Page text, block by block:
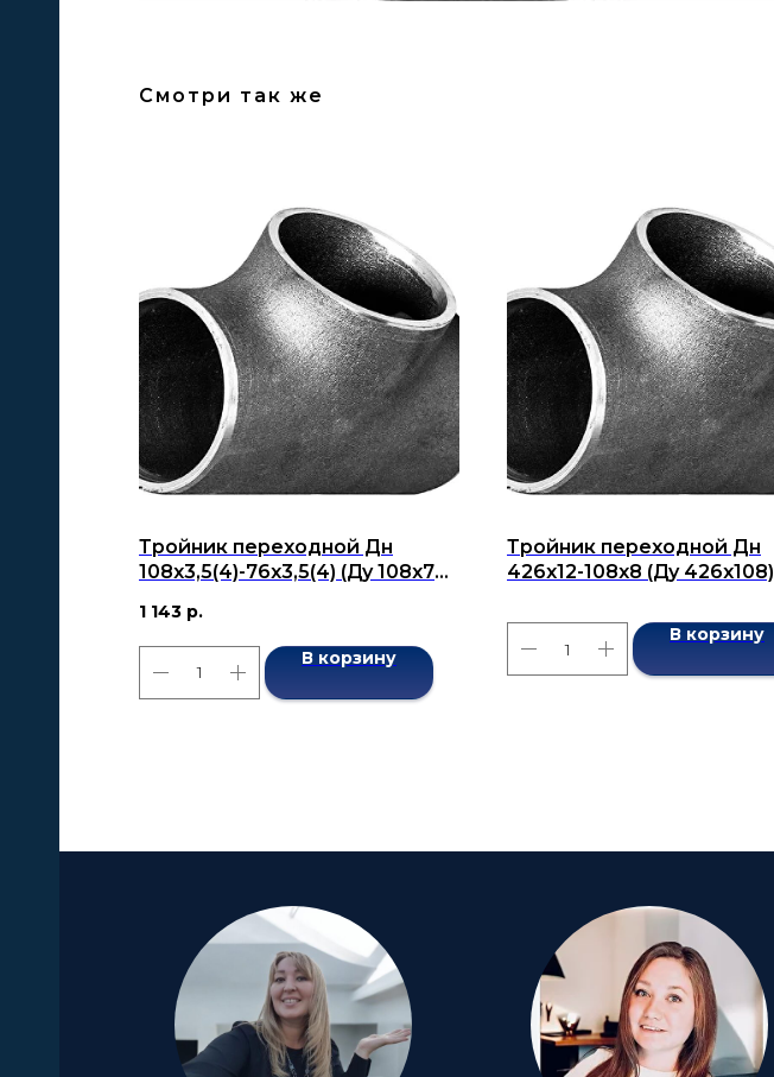
Смотри так же
Тройник переходной Дн
108х3,5(4)-76х3,5(4) (Ду 108х76)
1 143 р.
В корзину
Тройник переходной Дн
426х12-108х8 (Ду 426х108)
В корзину